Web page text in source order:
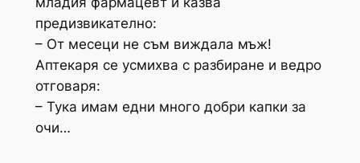
предизвикателно:
– От месеци не съм виждала мъж!
Аптекаря се усмихва с разбиране и ведро
отговаря:
– Тука имам едни много добри капки за
очи…